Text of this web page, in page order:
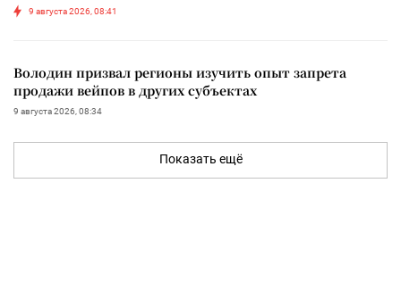
9 августа 2026, 08:41
Володин призвал регионы изучить опыт запрета
продажи вейпов в других субъектах
9 августа 2026, 08:34
Показать ещё